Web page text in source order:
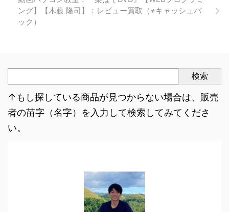
ング】【木藤 隆司】：レビュー買取（≠キャッシュバ
ック）
検索
↑もし探している商品が見つからない場合は、販売
者の苗字（名字）を入力して検索してみてくださ
い。